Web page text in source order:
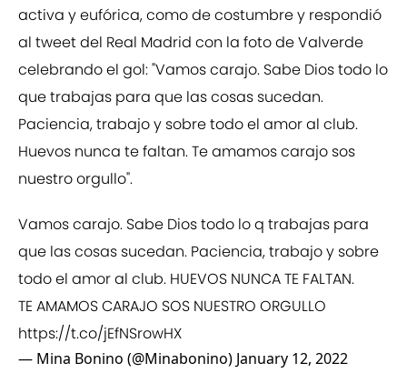
activa y eufórica, como de costumbre y respondió
al tweet del Real Madrid con la foto de Valverde
celebrando el gol: "Vamos carajo. Sabe Dios todo lo
que trabajas para que las cosas sucedan.
Paciencia, trabajo y sobre todo el amor al club.
Huevos nunca te faltan. Te amamos carajo sos
nuestro orgullo".
Vamos carajo. Sabe Dios todo lo q trabajas para
que las cosas sucedan. Paciencia, trabajo y sobre
todo el amor al club. HUEVOS NUNCA TE FALTAN.
TE AMAMOS CARAJO SOS NUESTRO ORGULLO
https://t.co/jEfNSrowHX
— Mina Bonino (@Minabonino) January 12, 2022